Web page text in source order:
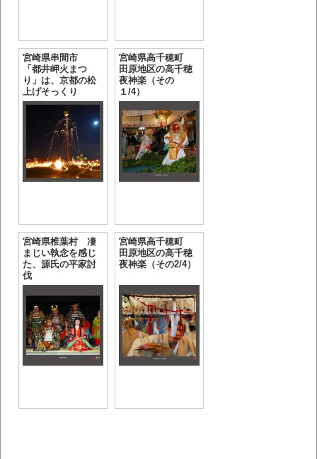
宮崎県串間市
「都井岬火まつ
り」は、京都の松
上げそっくり
宮崎県高千穂町
田原地区の高千穂
夜神楽（その
１/4）
宮崎県椎葉村 凄
まじい執念を感じ
た、源氏の平家討
伐
宮崎県高千穂町
田原地区の高千穂
夜神楽（その2/4）